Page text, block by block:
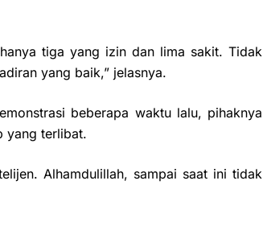
tiga yang izin dan lima sakit. Tidak
yang baik,” jelasnya.
beberapa waktu lalu, pihaknya
yang terlibat.
Alhamdulillah, sampai saat ini tidak